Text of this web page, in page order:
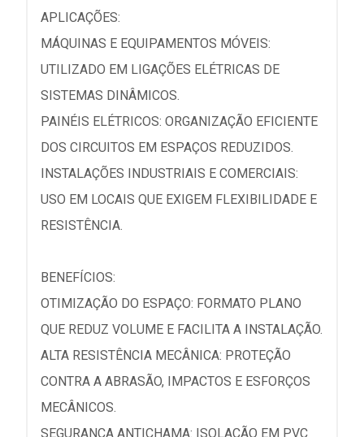
APLICAÇÕES:
MÁQUINAS E EQUIPAMENTOS MÓVEIS:
UTILIZADO EM LIGAÇÕES ELÉTRICAS DE
SISTEMAS DINÂMICOS.
PAINÉIS ELÉTRICOS: ORGANIZAÇÃO EFICIENTE
DOS CIRCUITOS EM ESPAÇOS REDUZIDOS.
INSTALAÇÕES INDUSTRIAIS E COMERCIAIS:
USO EM LOCAIS QUE EXIGEM FLEXIBILIDADE E
RESISTÊNCIA.
BENEFÍCIOS:
OTIMIZAÇÃO DO ESPAÇO: FORMATO PLANO
QUE REDUZ VOLUME E FACILITA A INSTALAÇÃO.
ALTA RESISTÊNCIA MECÂNICA: PROTEÇÃO
CONTRA A ABRASÃO, IMPACTOS E ESFORÇOS
MECÂNICOS.
SEGURANÇA ANTICHAMA: ISOLAÇÃO EM PVC